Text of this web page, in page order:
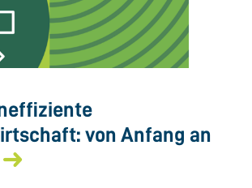
von Anfang an